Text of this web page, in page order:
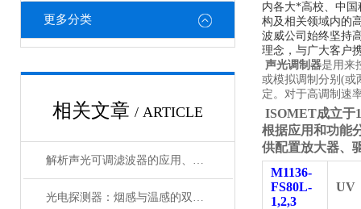
更多分类
相关文章 / ARTICLE
解析声光可调滤波器的应用、原理以及使用特点
光电探测器：烟感与温感的双重角色
内各大*高校、中
构及相关领域内的
波威公司始终坚持
理念，与广大客户
声光调制器是用来
或模拟调制分别(或
定。对于高调制速
ISOMET成立于
根据应用和功能
供配置放大器、
M1136-
FS80L-
1,2,3
UV